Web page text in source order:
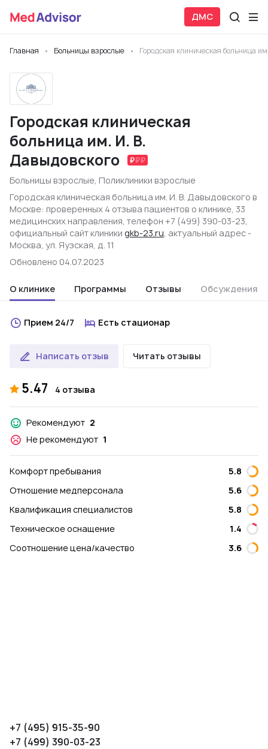
ДМС
Главная Больницы взрослые Городская клиническая больница
Городская клиническая
больница им. И. В.
Давыдовского
Больницы взрослые, Поликлиники взрослые
Городская клиническая больница им. И. В. Давыдовского в
Москве: проверенных 4 отзыва пациентов о клинике, 33
медицинских направления, телефон +7 (499) 390-03-23,
официальный сайт клиники gkb-23.ru, актуальный адрес -
Москва, ул. Яузская, д. 11
Обновлено 04.07.2023
О клинике Программы Отзывы Обсуждения
Прием 24/7 Есть стационар
Написать отзыв Читать отзывы
5.47 4 отзыва
Рекомендуют 2
Не рекомендуют 1
Комфорт пребывания
5.8
Отношение медперсонала
5.6
Квалификация специалистов
5.8
Техническое оснащение
1.4
Соотношение цена/качество
3.6
+7 (495) 915-35-90
+7 (499) 390-03-23